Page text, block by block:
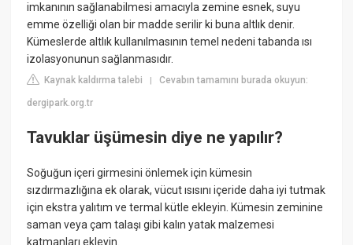
imkanının sağlanabilmesi amacıyla zemine esnek, suyu
emme özelliği olan bir madde serilir ki buna altlık denir.
Kümeslerde altlık kullanılmasının temel nedeni tabanda ısı
izolasyonunun sağlanmasıdır.
Kaynak kaldırma talebi |Cevabın tamamını burada okuyun:
dergipark.org.tr
Tavuklar üşümesin diye ne yapılır?
Soğuğun içeri girmesini önlemek için kümesin
sızdırmazlığına ek olarak, vücut ısısını içeride daha iyi tutmak
için ekstra yalıtım ve termal kütle ekleyin. Kümesin zeminine
saman veya çam talaşı gibi kalın yatak malzemesi
katmanları ekleyin.